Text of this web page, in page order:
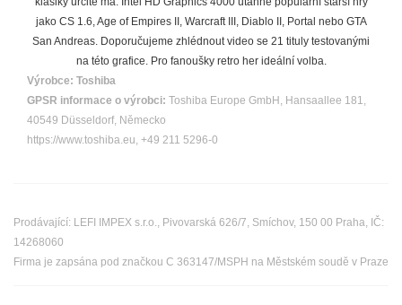
jako CS 1.6, Age of Empires II, Warcraft III, Diablo II, Portal nebo GTA
San Andreas. Doporučujeme zhlédnout video se 21 tituly testovanými
na této grafice. Pro fanoušky retro her ideální volba.
Výrobce: Toshiba
GPSR informace o výrobci: Toshiba Europe GmbH, Hansaallee 181,
40549 Düsseldorf, Německo
https://www.toshiba.eu, +49 211 5296-0
Prodávající: LEFI IMPEX s.r.o., Pivovarská 626/7, Smíchov, 150 00 Praha, IČ:
14268060
Firma je zapsána pod značkou C 363147/MSPH na Městském soudě v Praze